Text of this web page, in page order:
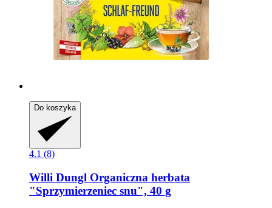
Do koszyka
4.1 (8)
Willi Dungl Organiczna herbata
"Sprzymierzeniec snu", 40 g